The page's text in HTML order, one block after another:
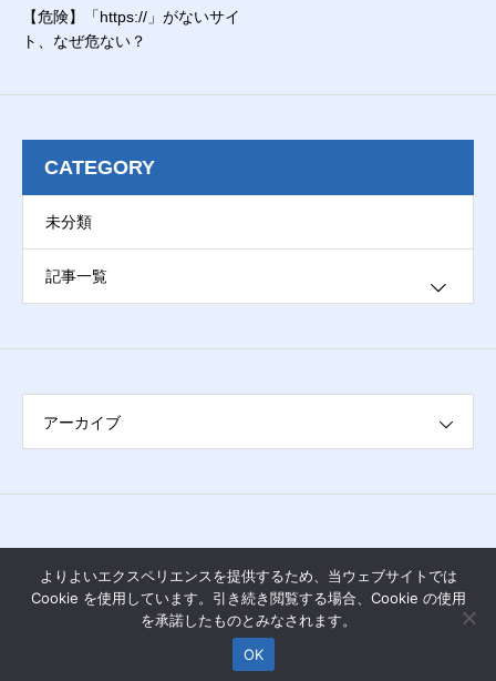
【危険】「https://」がないサイ
ト、なぜ危ない？
CATEGORY
未分類
記事一覧
アーカイブ
Copyright © 2025 ALESIAN Co., Ltd.
よりよいエクスペリエンスを提供するため、当ウェブサイトでは
Cookie を使用しています。引き続き閲覧する場合、Cookie の使用
を承諾したものとみなされます。
OK